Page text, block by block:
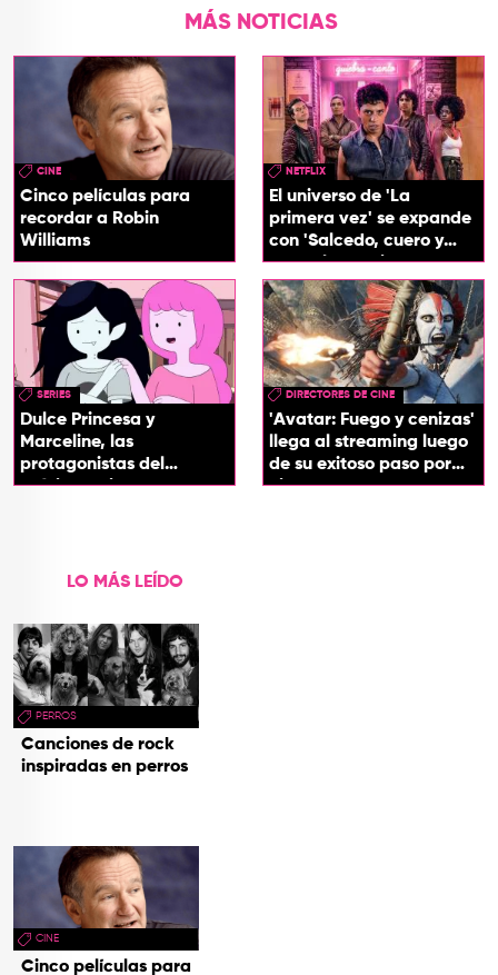
MÁS NOTICIAS
CINE
Cinco películas para
recordar a Robin
Williams
NETFLIX
El universo de 'La
primera vez' se expande
con 'Salcedo, cuero y
boogaloo', spin off
SERIES
Dulce Princesa y
Marceline, las
protagonistas del
próximo spin-off de 'Hora
DIRECTORES DE CINE
'Avatar: Fuego y cenizas'
llega al streaming luego
de su exitoso paso por
cines
LO MÁS LEÍDO
PERROS
Canciones de rock
inspiradas en perros
CINE
Cinco películas para